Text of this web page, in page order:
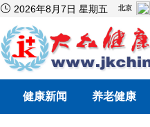
 2026年8月7日 星期五
健康新闻 养老健康